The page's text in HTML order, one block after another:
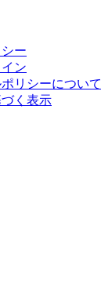
ー
ン
リシーについて
く表示